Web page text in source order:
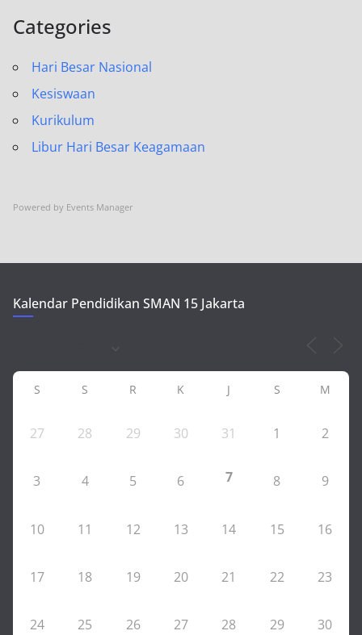
Categories
Hari Besar Nasional
Kesiswaan
Kurikulum
Libur Hari Besar Keagamaan
Powered by Events Manager
Kalendar Pendidikan SMAN 15 Jakarta
S S R K J S M
27 28 29 30 31 1 2
3 4 5 6 7 8 9
10 11 12 13 14 15 16
17 18 19 20 21 22 23
24 25 26 27 28 29 30